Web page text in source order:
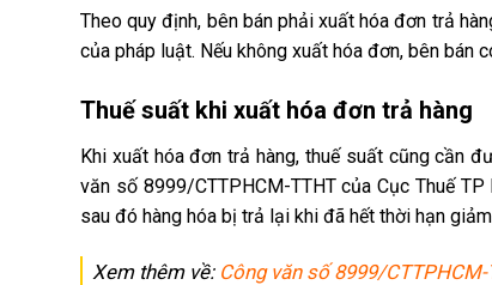
Theo quy định, bên bán phải xuất hóa đơn trả
của pháp luật. Nếu không xuất hóa đơn, bên bán
Thuế suất khi xuất hóa đơn trả hàng
Khi xuất hóa đơn trả hàng, thuế suất cũng cần
văn số 8999/CTTPHCM-TTHT của Cục Thuế
sau đó hàng hóa bị trả lại khi đã hết thời hạn
Xem thêm về: Công văn số 8999/